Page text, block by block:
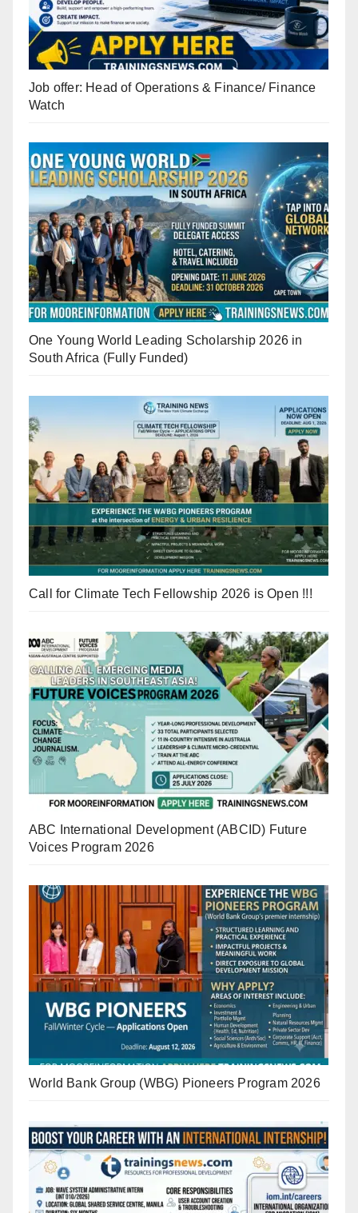
Job offer: Head of Operations & Finance/ Finance
Watch
One Young World Leading Scholarship 2026 in
South Africa (Fully Funded)
Call for Climate Tech Fellowship 2026 is Open !!!
ABC International Development (ABCID) Future
Voices Program 2026
World Bank Group (WBG) Pioneers Program 2026